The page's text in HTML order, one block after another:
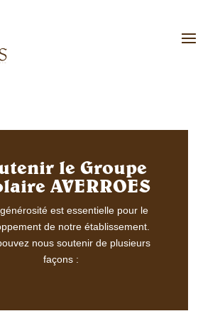
le Groupe
AVERROES
est essentielle pour le
de notre établissement.
nous soutenir de plusieurs
façons :